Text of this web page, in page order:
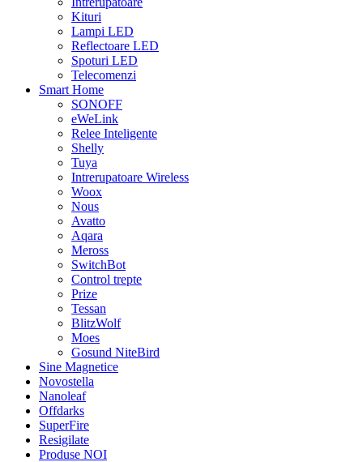
Kituri
Lampi LED
Reflectoare LED
Spoturi LED
Telecomenzi
Smart Home
SONOFF
eWeLink
Relee Inteligente
Shelly
Tuya
Intrerupatoare Wireless
Woox
Nous
Avatto
Aqara
Meross
SwitchBot
Control trepte
Prize
Tessan
BlitzWolf
Moes
Gosund NiteBird
Sine Magnetice
Novostella
Nanoleaf
Offdarks
SuperFire
Resigilate
Produse NOI